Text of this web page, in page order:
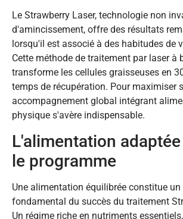
Le Strawberry Laser, technologie non
d'amincissement, offre des résultats
lorsqu'il est associé à des habitudes de
Cette méthode de traitement par laser à
transforme les cellules graisseuses en
temps de récupération. Pour maximiser
accompagnement global intégrant
physique s'avère indispensable.
L'alimentation
le programme
Une alimentation équilibrée constitue un
fondamental du succès du traitement
Un régime riche en nutriments